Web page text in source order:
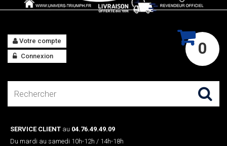
0
Votre compte
Connexion
SERVICE CLIENT au 04.76.49.49.09
Du mardi au samedi 10h-12h / 14h-18h